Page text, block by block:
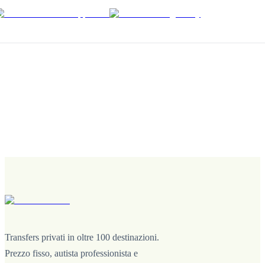
Transfers privati in oltre 100 destinazioni.
Prezzo fisso, autista professionista e